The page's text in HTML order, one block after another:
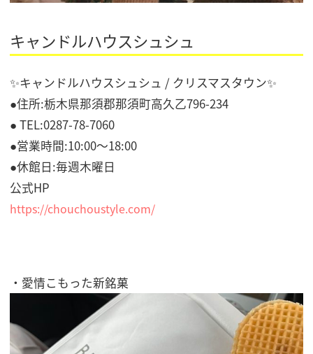
キャンドルハウスシュシュ
✨キャンドルハウスシュシュ / クリスマスタウン✨
●住所:栃木県那須郡那須町高久乙796-234
● TEL:0287-78-7060
●営業時間:10:00～18:00
●休館日:毎週木曜日
公式HP
https://chouchoustyle.com/
・愛情こもった新銘菓